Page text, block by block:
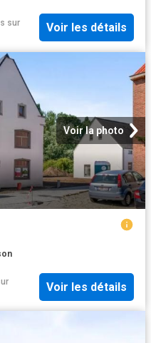
sur
Voir les détails
Voir la photo
Voir les détails